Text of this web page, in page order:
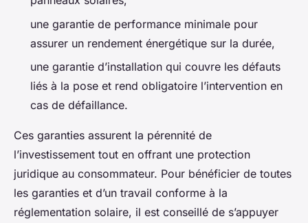
une garantie de performance minimale pour
assurer un rendement énergétique sur la durée,
une garantie d’installation qui couvre les défauts
liés à la pose et rend obligatoire l’intervention en
cas de défaillance.
Ces garanties assurent la pérennité de
l’investissement tout en offrant une protection
juridique au consommateur. Pour bénéficier de toutes
les garanties et d’un travail conforme à la
réglementation solaire, il est conseillé de s’appuyer